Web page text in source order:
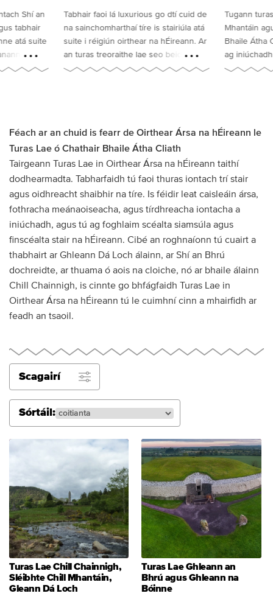
dtí cuid de
atá
Ar
beidh
agat agus
Tugann turas Ghleann Dá Loch, Chill
Mhantáin agus Chill Chainnigh ó
Bhaile Átha Cliath turas lae treoraithe
ag iniúchadh tírdhreacha iontacha
agus láithreacha stairiúla in Éirinn. Is
Chill Mhantáin, agus iniúchadh a
dhéanamh ar fhothracha ársa na
mainistreach i nGleann Dá Loch, ar fad
in aon lá amháin.
Tabhair
úsáidtear i
agus faigh
Éirinn atá
hÉireann!
Féach ar an chuid is fearr de Oirthear Ársa na hÉireann le
Turas Lae ó Chathair Bhaile Átha Cliath
Tairgeann Turas Lae in Oirthear Ársa na hÉireann taithí
dodhearmadta. Tabharfaidh tú faoi thuras iontach trí stair
agus oidhreacht shaibhir na tíre. Is féidir leat caisleáin ársa,
fothracha meánaoiseacha, agus tírdhreacha iontacha a
iniúchadh, agus tú ag foghlaim scéalta siamsúla agus
finscéalta stair na hÉireann. Cibé an roghnaíonn tú cuairt a
thabhairt ar Ghleann Dá Loch álainn, ar Shí an Bhrú
dochreidte, ar thuama ó aois na cloiche, nó ar bhaile álainn
Chill Chainnigh, is cinnte go bhfágfaidh Turas Lae in
Oirthear Ársa na hÉireann tú le cuimhní cinn a mhairfidh ar
feadh an tsaoil.
Scagairí
Sórtáil:
Turas Lae Chill Chainnigh,
Sléibhte Chill Mhantáin,
Gleann Dá Loch
Turas Lae Ghleann an
Bhrú agus Ghleann na
Bóinne